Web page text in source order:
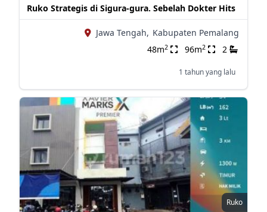
Ruko Strategis di Sigura-gura. Sebelah Dokter Hits
Jawa Tengah, Kabupaten Pemalang
48m2 96m2 2
1 tahun yang lalu
Ruko